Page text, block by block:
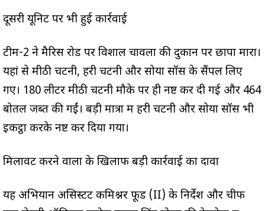
दूसरी यूनिट पर भी हुई कार्रवाई
टीम-2 ने मैरिस रोड पर विशाल चावला की दुकान पर छापा मारा।
यहां से मीठी चटनी, हरी चटनी और सोया सॉस के सैंपल लिए
गए। 180 लीटर मीठी चटनी मौके पर ही नष्ट कर दी गई और 464
बोतलें जब्त की गईं। बड़ी मात्रा में हरी चटनी और सोया सॉस भी
इकट्ठा करके नष्ट कर दिया गया।
मिलावट करने वालों के खिलाफ बड़ी कार्रवाई का दावा
यह अभियान असिस्टेंट कमिश्नर फूड (II) के निर्देश और चीफ